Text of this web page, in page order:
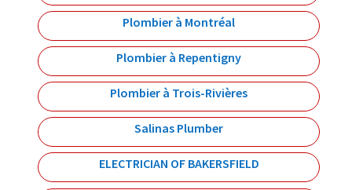
Plombier à Montréal
Plombier à Repentigny
Plombier à Trois-Rivières
Salinas Plumber
ELECTRICIAN OF BAKERSFIELD